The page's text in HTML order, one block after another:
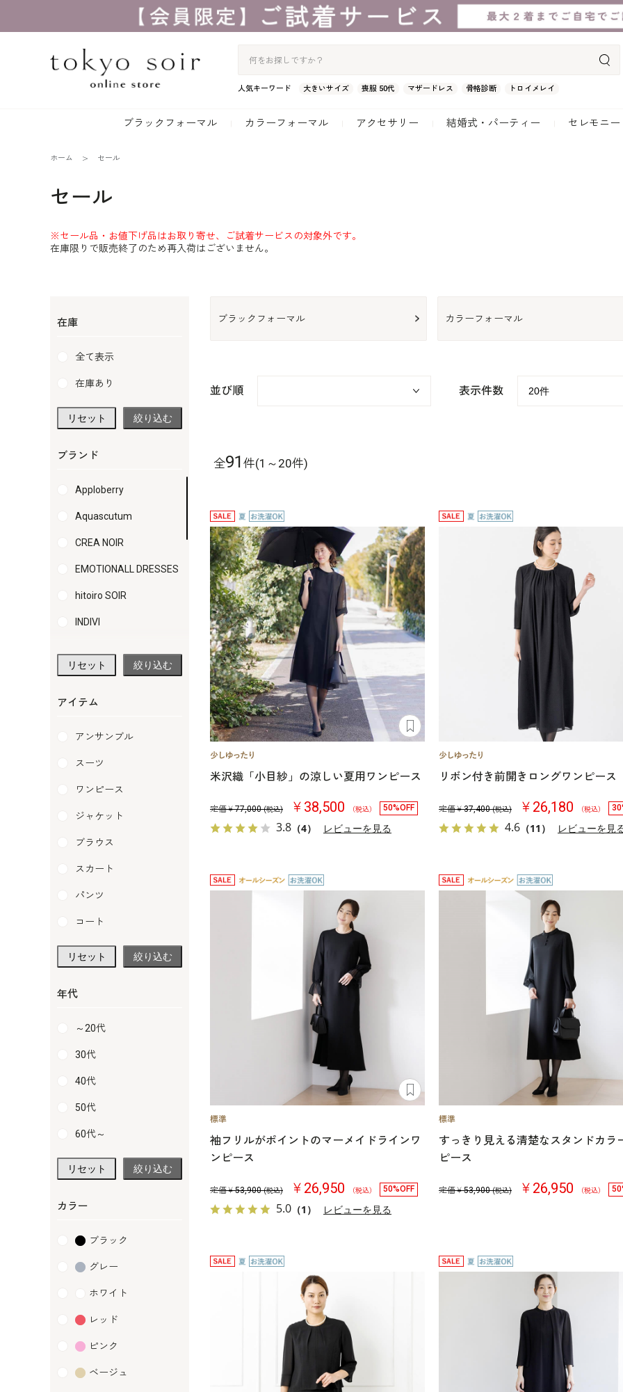
人気キーワード 大きいサイズ 喪服 50代 マザードレス 骨格診断 トロイメレイ
ブラックフォーマル カラーフォーマル アクセサリー 結婚式・パーティー セレモニー
ホーム セール
セール
※セール品・お値下げ品はお取り寄せ、ご試着サービスの対象外です。
在庫限りで販売終了のため再入荷はございません。
ブラックフォーマル カラーフォーマル
並び順 表示件数
全91 件(1～20件)
米沢織「小目紗」の涼しい夏用ワンピース
定価￥77,000 (税込) ￥38,500 （税込） 50%OFF
3.8 （4） レビューを見る
リボン付き前開きロングワンピース
定価￥37,400 (税込) ￥26,180 （税込）
4.6（11） レビューを見
袖フリルがポイントのマーメイドラインワ
ンピース
定価￥53,900 (税込) ￥26,950 （税込） 50%OFF
5.0 （1） レビューを見る
すっきり見える清楚なスタンドカラ
ピース
定価￥53,900 (税込) ￥26,950 （税込）
在庫
全て表示
在庫あり
リセット 絞り込む
ブランド
Apploberry
Aquascutum
CREA NOIR
EMOTIONALL DRESSES
hitoiro SOIR
INDIVI
LANVIN NOIR
pierre cardin
リセット 絞り込む
アイテム
アンサンブル
スーツ
ワンピース
ジャケット
ブラウス
スカート
パンツ
コート
リセット 絞り込む
年代
～20代
30代
40代
50代
60代～
リセット 絞り込む
カラー
ブラック
グレー
ホワイト
レッド
ピンク
ベージュ